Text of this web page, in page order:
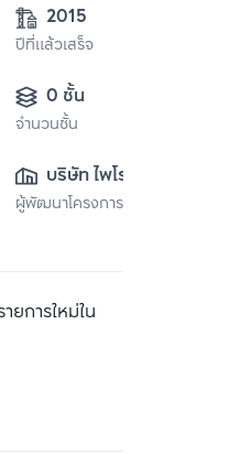
2015
ปีที่แล้วเสร็จ
0 ชั้น
จำนวนชั้น
บริษัท ไพโรจน์กิจจา
จำกัด
ผู้พัฒนาโครงการ
ยการใหม่ใน